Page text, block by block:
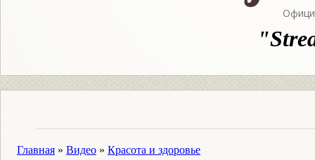
Главная » Видео » Красота и здоровье